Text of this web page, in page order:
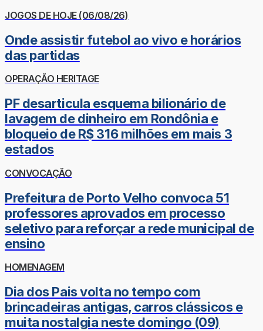
JOGOS DE HOJE (06/08/26)
Onde assistir futebol ao vivo e horários
das partidas
OPERAÇÃO HERITAGE
PF desarticula esquema bilionário de
lavagem de dinheiro em Rondônia e
bloqueio de R$ 316 milhões em mais 3
estados
CONVOCAÇÃO
Prefeitura de Porto Velho convoca 51
professores aprovados em processo
seletivo para reforçar a rede municipal de
ensino
HOMENAGEM
Dia dos Pais volta no tempo com
brincadeiras antigas, carros clássicos e
muita nostalgia neste domingo (09)